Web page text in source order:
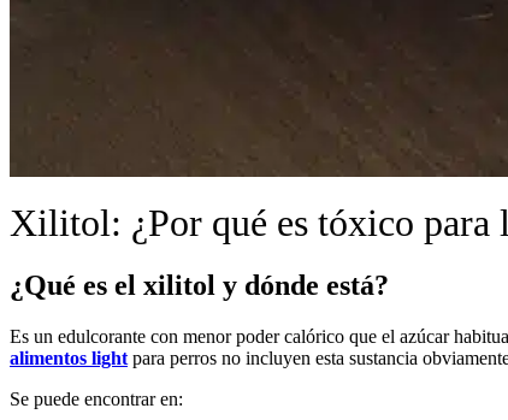
Xilitol: ¿Por qué es tóxico para
¿Qué es el xilitol y dónde está?
Es un edulcorante con menor poder calórico que el azúcar
alimentos light para perros no incluyen esta sustancia
Se puede encontrar en: